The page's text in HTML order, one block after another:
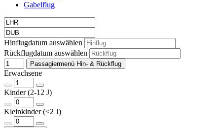
Gabelflug
Hinflugdatum auswählen
Rückflugdatum auswählen
Passagiermenü Hin- & Rückflug
Erwachsene
Kinder (2-12 J)
Kleinkinder (<2 J)